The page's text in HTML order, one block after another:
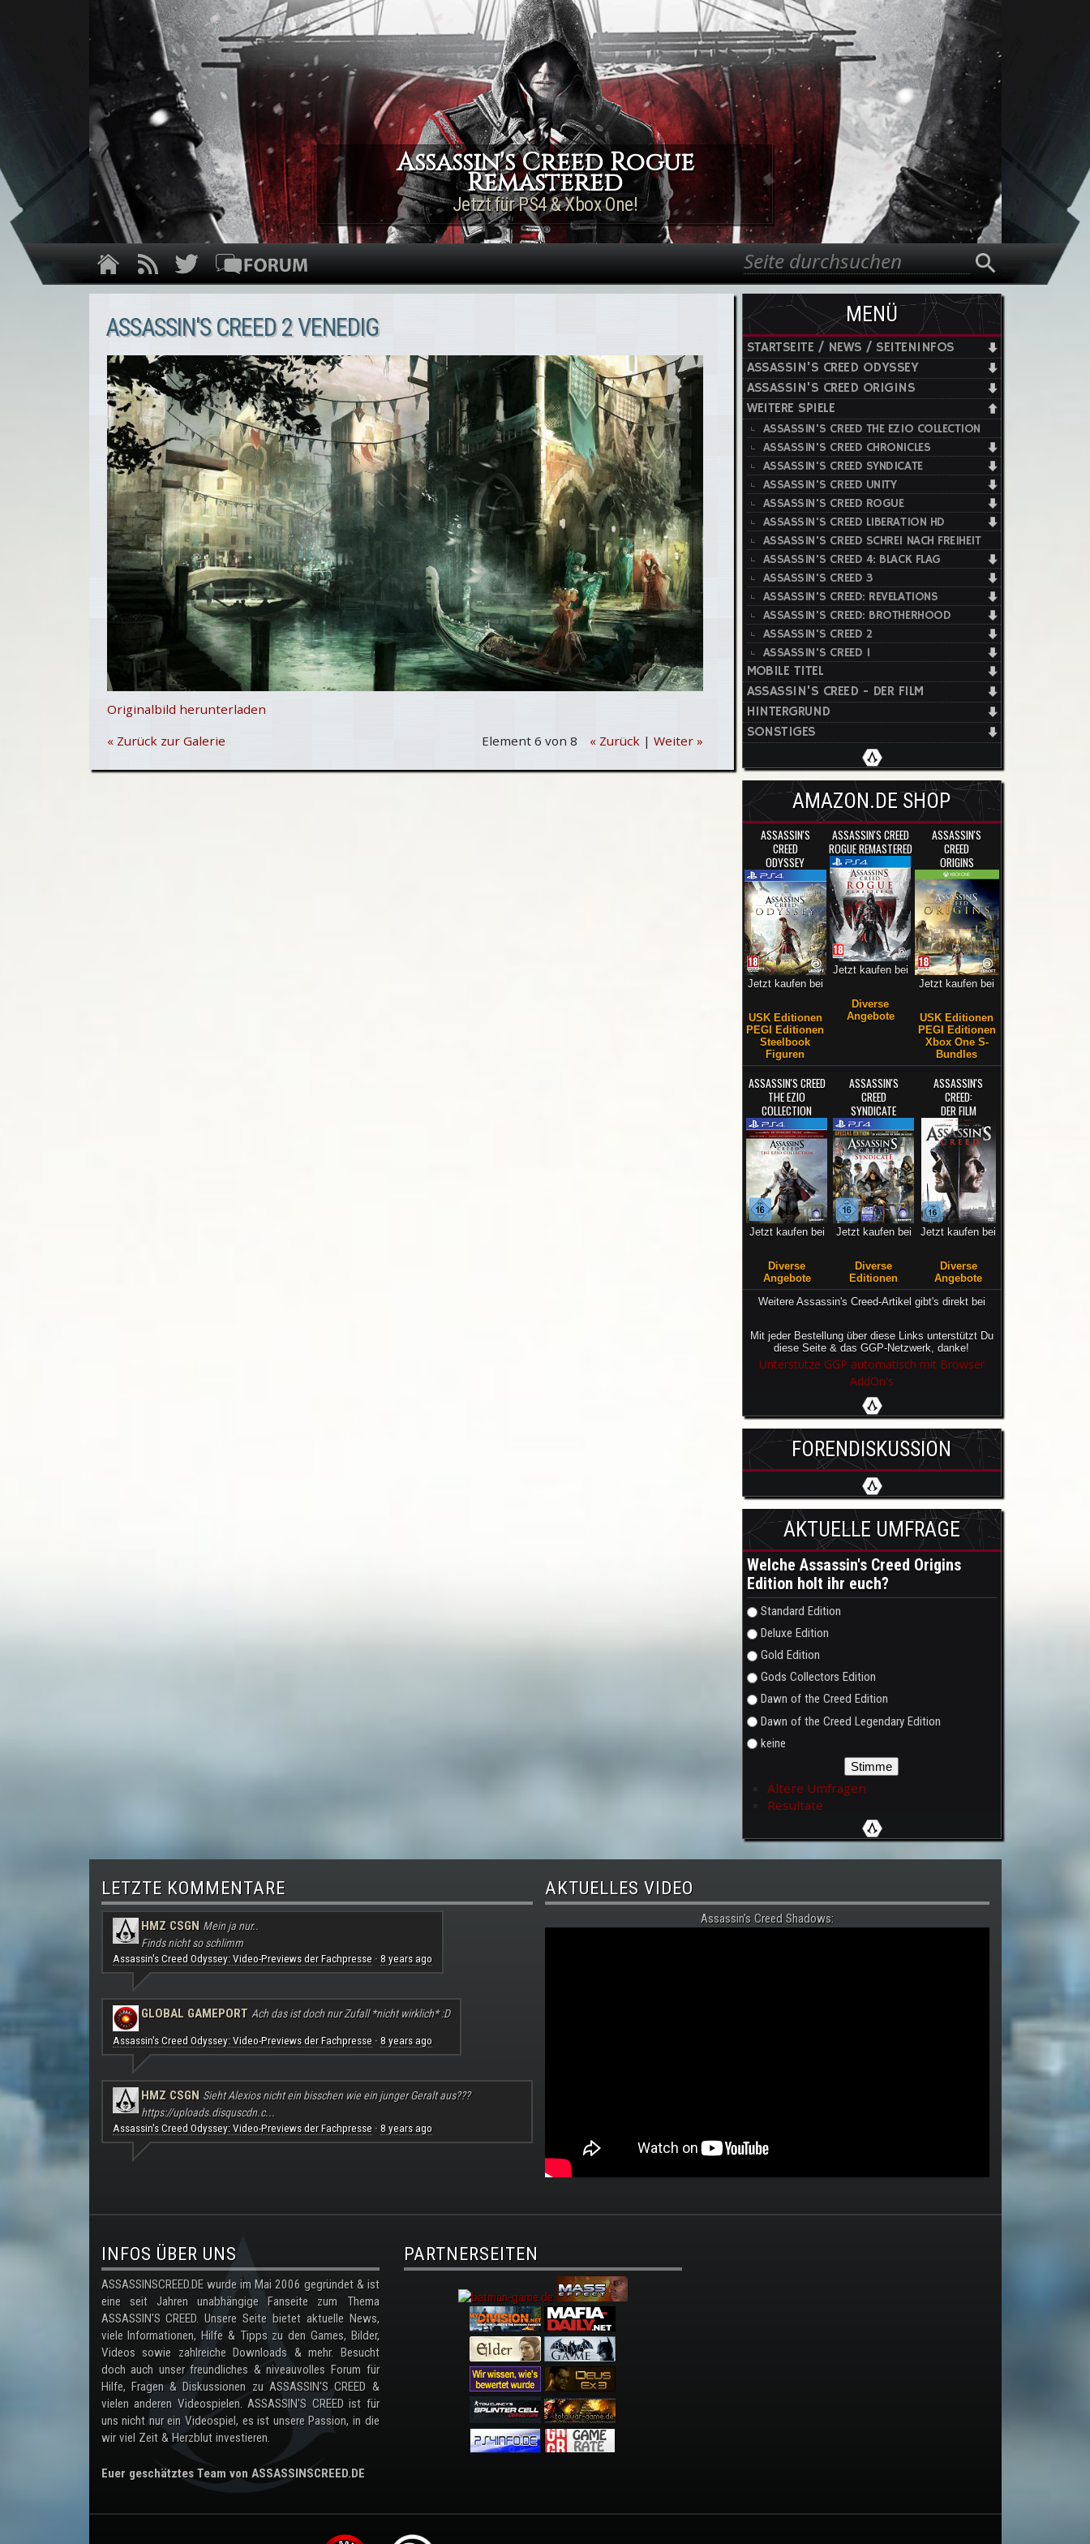
Direkt zum Inhalt
Assassin's Creed Rogue
Remastered
Jetzt für PS4 & Xbox One!
Suchformular
Suche
ASSASSIN'S CREED 2 VENEDIG
Originalbild herunterladen
« Zurück zur Galerie
Element 6 von 8 « Zurück |Weiter »
MENÜ
STARTSEITE / NEWS / SEITENINFOS
ASSASSIN'S CREED ODYSSEY
ASSASSIN'S CREED ORIGINS
WEITERE SPIELE
ASSASSIN'S CREED THE EZIO COLLECTION
ASSASSIN'S CREED CHRONICLES
ASSASSIN'S CREED SYNDICATE
ASSASSIN'S CREED UNITY
ASSASSIN'S CREED ROGUE
ASSASSIN'S CREED LIBERATION HD
ASSASSIN'S CREED SCHREI NACH FREIHEIT
ASSASSIN'S CREED 4: BLACK FLAG
ASSASSIN'S CREED 3
ASSASSIN'S CREED: REVELATIONS
ASSASSIN'S CREED: BROTHERHOOD
ASSASSIN'S CREED 2
ASSASSIN'S CREED 1
MOBILE TITEL
ASSASSIN'S CREED - DER FILM
HINTERGRUND
SONSTIGES
AMAZON.DE SHOP
ASSASSIN'S
CREED
ODYSSEY
Jetzt kaufen bei
USK Editionen
PEGI Editionen
Steelbook
Figuren
ASSASSIN'S CREED
ROGUE REMASTERED
Jetzt kaufen bei
Diverse
Angebote
ASSASSIN'S
CREED
ORIGINS
Jetzt kaufen bei
USK Editionen
PEGI Editionen
Xbox One S-
Bundles
ASSASSIN'S CREED
THE EZIO
COLLECTION
Jetzt kaufen bei
Diverse
Angebote
ASSASSIN'S
CREED
SYNDICATE
Jetzt kaufen bei
Diverse
Editionen
ASSASSIN'S
CREED:
DER FILM
Jetzt kaufen bei
Diverse
Angebote
Weitere Assassin's Creed-Artikel gibt's direkt bei
Mit jeder Bestellung über diese Links unterstützt Du
diese Seite & das GGP-Netzwerk, danke!
Unterstütze GGP automatisch mit Browser
AddOn's
FORENDISKUSSION
AKTUELLE UMFRAGE
Welche Assassin's Creed Origins
Edition holt ihr euch?
Auswahlmöglichkeiten
Standard Edition
Deluxe Edition
Gold Edition
Gods Collectors Edition
Dawn of the Creed Edition
Dawn of the Creed Legendary Edition
keine
Ältere Umfragen
Resultate
LETZTE KOMMENTARE
HMZ CSGN Mein ja nur..
Finds nicht so schlimm
Assassin's Creed Odyssey: Video-Previews der Fachpresse· 8 years ago
GLOBAL GAMEPORT Ach das ist doch nur Zufall *nicht wirklich* :D
Assassin's Creed Odyssey: Video-Previews der Fachpresse· 8 years ago
HMZ CSGN Sieht Alexios nicht ein bisschen wie ein junger Geralt aus???
https://uploads.disquscdn.c...
Assassin's Creed Odyssey: Video-Previews der Fachpresse· 8 years ago
AKTUELLES VIDEO
Assassin's Creed Shadows:
.
INFOS ÜBER UNS
ASSASSINSCREED.DE wurde im Mai 2006 gegründet & ist
eine seit Jahren unabhängige Fanseite zum Thema
ASSASSIN'S CREED. Unsere Seite bietet aktuelle News,
viele Informationen, Hilfe & Tipps zu den Games, Bilder,
Videos sowie zahlreiche Downloads & mehr. Besucht
doch auch unser freundliches & niveauvolles Forum für
Hilfe, Fragen & Diskussionen zu ASSASSIN'S CREED &
vielen anderen Videospielen. ASSASSIN'S CREED ist für
uns nicht nur ein Videospiel, es ist unsere Passion, in die
wir viel Zeit & Herzblut investieren.
Euer geschätztes Team von ASSASSINSCREED.DE
PARTNERSEITEN